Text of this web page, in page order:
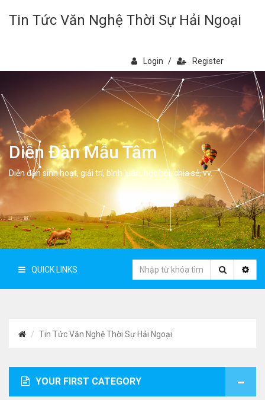
Tin Tức Văn Nghệ Thời Sự Hải Ngoại
Login / Register
Diễn Đàn Mẫu Tâm
Diễn đàn sinh hoạt, giải trí, bình luân, học hỏi, chia sẻ, vv.
QUICK LINKS
Tin Tức Văn Nghệ Thời Sự Hải Ngoại
YOUR FIRST CATEGORY